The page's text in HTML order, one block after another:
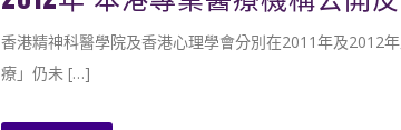
香港精神科醫學院及香港心理學會分別在2011年及2012
療」仍未 […]